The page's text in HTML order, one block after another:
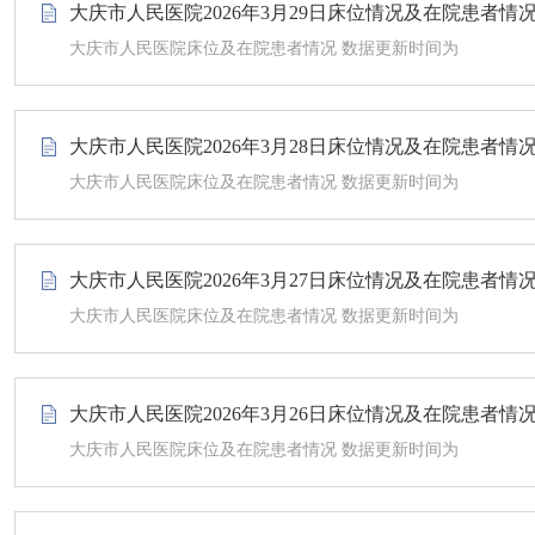
大庆市人民医院2026年3月29日床位情况及在院患者情
大庆市人民医院床位及在院患者情况 数据更新时间为
大庆市人民医院2026年3月28日床位情况及在院患者情
大庆市人民医院床位及在院患者情况 数据更新时间为
大庆市人民医院2026年3月27日床位情况及在院患者情
大庆市人民医院床位及在院患者情况 数据更新时间为
大庆市人民医院2026年3月26日床位情况及在院患者情
大庆市人民医院床位及在院患者情况 数据更新时间为